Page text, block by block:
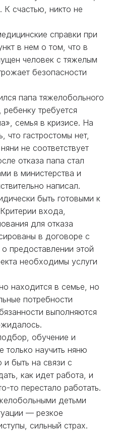
К счастью, никто не
справки при
в нем о том, что в
человек с тяжелым
безопасности
папа тяжелобольного
требуется
семья в кризисе. На
что гастростомы нет,
не соответствует
отказа папа стал
в министерства и
написал.
быть готовыми к
входа,
для отказа
в договоре с
предоставлении этой
необходимы услуги
находится в семье, но
потребности
выполняются
обучение и
научить няню
быть на связи с
как идет работа, и
то перестало работать.
детьми
— резкое
сильный страх.